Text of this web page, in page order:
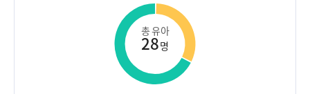
총 유아
28명